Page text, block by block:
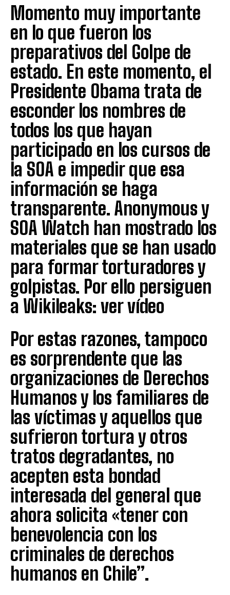
Momento muy importante
en lo que fueron los
preparativos del Golpe de
estado. En este momento, el
Presidente Obama trata de
esconder los nombres de
todos los que hayan
participado en los cursos de
la SOA e impedir que esa
información se haga
transparente. Anonymous y
SOA Watch han mostrado los
materiales que se han usado
para formar torturadores y
golpistas. Por ello persiguen
a Wikileaks: ver vídeo
Por estas razones, tampoco
es sorprendente que las
organizaciones de Derechos
Humanos y los familiares de
las víctimas y aquellos que
sufrieron tortura y otros
tratos degradantes, no
acepten esta bondad
interesada del general que
ahora solicita «tener con
benevolencia con los
criminales de derechos
humanos en Chile”.